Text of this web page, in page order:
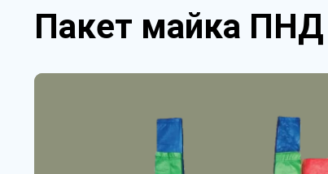
Пакет майка